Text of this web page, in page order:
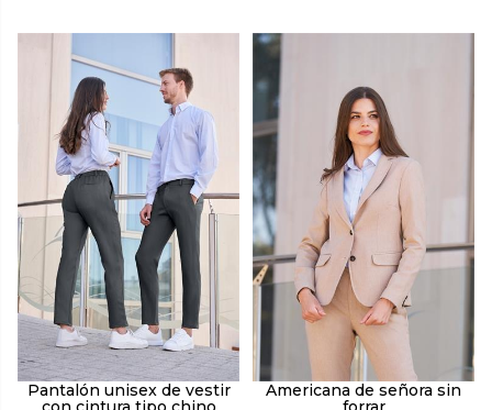
Pantalón unisex de vestir
Americana de señora sin